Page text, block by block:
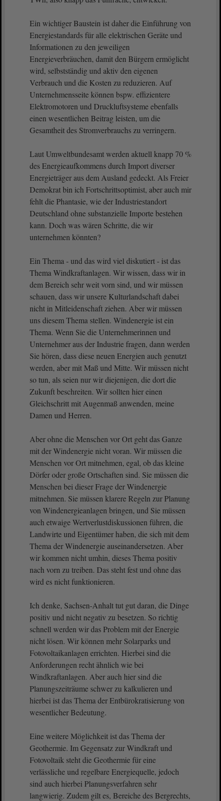
Ein wichtiger Baustein ist daher die Einführung von
Energiestandards für alle elektrischen Geräte und
Informationen zu den jeweiligen
Energieverbräuchen, damit den Bürgern ermöglicht
wird, selbstständig und aktiv den eigenen
Verbrauch und die Kosten zu reduzieren. Auf
Unternehmensseite können bspw. effizientere
Elektromotoren und Druckluftsysteme ebenfalls
einen wesentlichen Beitrag leisten, um die
Gesamtheit des Stromverbrauchs zu verringern.
Laut Umweltbundesamt werden aktuell knapp 70 %
des Energieaufkommens durch Import diverser
Energieträger aus dem Ausland gedeckt. Als Freier
Demokrat bin ich Fortschrittsoptimist, aber auch mir
fehlt die Phantasie, wie der Industriestandort
Deutschland ohne substanzielle Importe bestehen
kann. Doch was wären Schritte, die wir
unternehmen könnten?
Ein Thema - und das wird viel diskutiert - ist das
Thema Windkraftanlagen. Wir wissen, dass wir in
dem Bereich sehr weit vorn sind, und wir müssen
schauen, dass wir unsere Kulturlandschaft dabei
nicht in Mitleidenschaft ziehen. Aber wir müssen
uns diesem Thema stellen. Windenergie ist ein
Thema. Wenn Sie die Unternehmerinnen und
Unternehmer aus der Industrie fragen, dann werden
Sie hören, dass diese neuen Energien auch genutzt
werden, aber mit Maß und Mitte. Wir müssen nicht
so tun, als seien nur wir diejenigen, die dort die
Zukunft beschreiten. Wir sollten hier einen
Gleichschritt mit Augenmaß anwenden, meine
Damen und Herren.
Aber ohne die Menschen vor Ort geht das Ganze
mit der Windenergie nicht voran. Wir müssen die
Menschen vor Ort mitnehmen, egal, ob das kleine
Dörfer oder große Ortschaften sind. Sie müssen die
Menschen bei dieser Frage der Windenergie
mitnehmen. Sie müssen klarere Regeln zur Planung
von Windenergieanlagen bringen, und Sie müssen
auch etwaige Wertverlustdiskussionen führen, die
Landwirte und Eigentümer haben, die sich mit dem
Thema der Windenergie auseinandersetzen. Aber
wir kommen nicht umhin, dieses Thema positiv
nach vorn zu treiben. Das steht fest und ohne das
wird es nicht funktionieren.
Ich denke, Sachsen-Anhalt tut gut daran, die Dinge
positiv und nicht negativ zu besetzen. So richtig
schnell werden wir das Problem mit der Energie
nicht lösen. Wir können mehr Solarparks und
Fotovoltaikanlagen errichten. Hierbei sind die
Anforderungen recht ähnlich wie bei
Windkraftanlagen. Aber auch hier sind die
Planungszeiträume schwer zu kalkulieren und
hierbei ist das Thema der Entbürokratisierung von
wesentlicher Bedeutung.
Eine weitere Möglichkeit ist das Thema der
Geothermie. Im Gegensatz zur Windkraft und
Fotovoltaik steht die Geothermie für eine
verlässliche und regelbare Energiequelle, jedoch
sind auch hierbei Planungsverfahren sehr
langwierig. Zudem gilt es, Bereiche des Bergrechts,